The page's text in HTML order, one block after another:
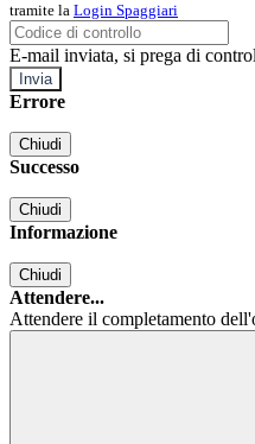
tramite la Login Spaggiari
E-mail inviata, si prega di
Errore
Chiudi
Successo
Chiudi
Informazione
Chiudi
Attendere...
Attendere il completamento